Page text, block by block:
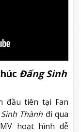
Đấng Sinh
đầu tiên tại Fan
Thành đi qua
hoạt hình dễ